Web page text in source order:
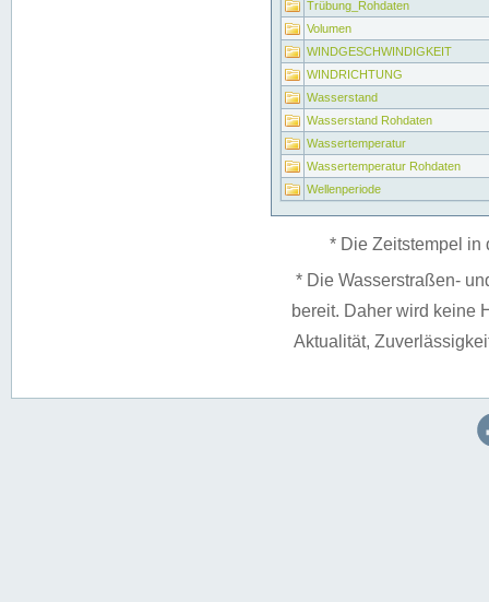
Trübung_Rohdaten
Volumen
WINDGESCHWINDIGKEIT
WINDRICHTUNG
Wasserstand
Wasserstand Rohdaten
Wassertemperatur
Wassertemperatur Rohdaten
Wellenperiode
* Die Zeitstempel in
* Die Wasserstraßen-
bereit. Daher wird keine
Aktualität,